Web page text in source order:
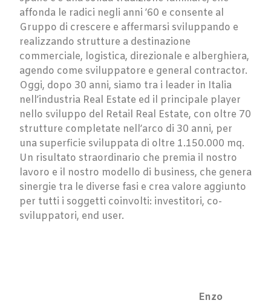
affonda le radici negli anni ’60 e consente al
Gruppo di crescere e affermarsi sviluppando e
realizzando strutture a destinazione
commerciale, logistica, direzionale e alberghiera,
agendo come sviluppatore e general contractor.
Oggi, dopo 30 anni, siamo tra i leader in Italia
nell’industria Real Estate ed il principale player
nello sviluppo del Retail Real Estate, con oltre 70
strutture completate nell’arco di 30 anni, per
una superficie sviluppata di oltre 1.150.000 mq.
Un risultato straordinario che premia il nostro
lavoro e il nostro modello di business, che genera
sinergie tra le diverse fasi e crea valore aggiunto
per tutti i soggetti coinvolti: investitori, co-
sviluppatori, end user.
Enzo